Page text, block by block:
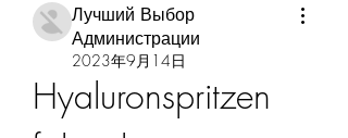
Лучший Выбор
Администрации
2023年9月14日
Hyaluronspritzen